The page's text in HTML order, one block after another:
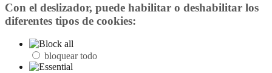
Con el deslizador, puede habilitar o deshabilitar los
diferentes tipos de cookies:
bloquear todo